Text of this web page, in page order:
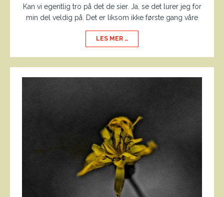
Kan vi egentlig tro på det de sier. Ja, se det lurer jeg for
min del veldig på. Det er liksom ikke første gang våre
LES MER …